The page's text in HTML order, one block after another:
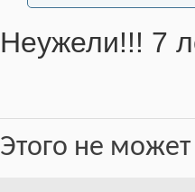
Неужели!!! 7
Этого не